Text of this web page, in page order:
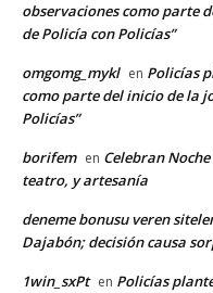
observaciones como parte
de Policía con Policías”
omgomg_mykl en Policías
como parte del inicio de la
Policías”
borifem en Celebran
teatro, y artesanía
deneme bonusu veren
Dajabón; decisión causa
1win_sxPt en Policías